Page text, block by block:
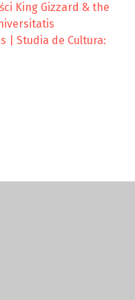
King Gizzard & the
| Studia de Cultura: